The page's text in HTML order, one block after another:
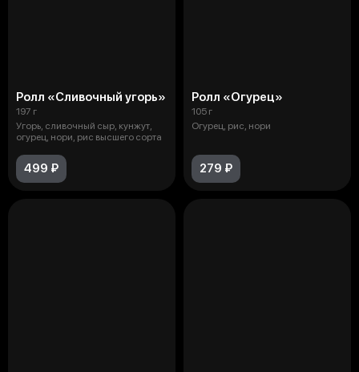
Ролл «Сливочный угорь»
197 г
Угорь, сливочный сыр, кунжут,
огурец, нори, рис высшего сорта
499 ₽
Ролл «Огурец»
105 г
Огурец, рис, нори
279 ₽